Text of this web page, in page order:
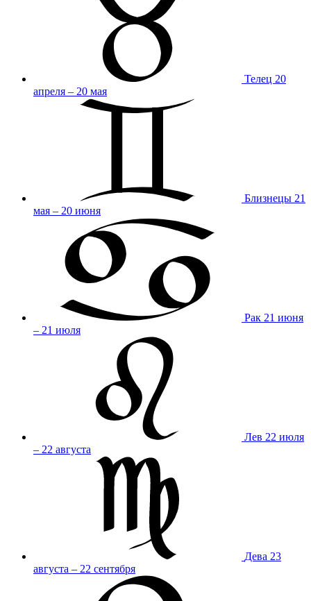
Телец 20
апреля – 20 мая
Близнецы 21
мая – 20 июня
Рак 21 июня
– 21 июля
Лев 22 июля
– 22 августа
Дева 23
августа – 22 сентября